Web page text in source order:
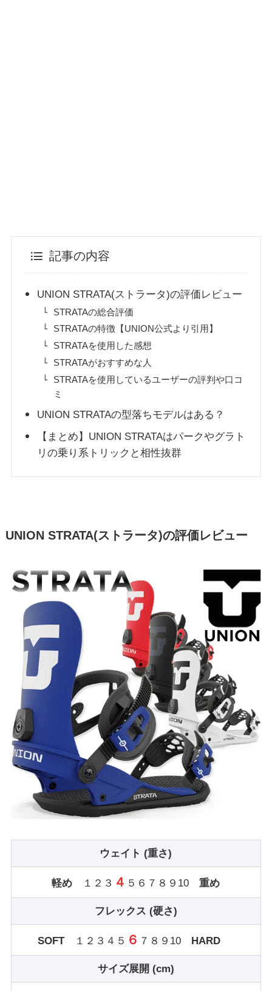
記事の内容
UNION STRATA(ストラータ)の評価レビュー
STRATAの総合評価
STRATAの特徴【UNION公式より引用】
STRATAを使用した感想
STRATAがおすすめな人
STRATAを使用しているユーザーの評判や口コ
ミ
UNION STRATAの型落ちモデルはある？
【まとめ】UNION STRATAはパークやグラト
リの乗り系トリックと相性抜群
UNION STRATA(ストラータ)の評価レビュー
ウェイト (重さ)
軽め １２３ ４ ５６７８９10重め
フレックス (硬さ)
SOFT１２３４５ ６ ７８９10 HARD
サイズ展開 (cm)